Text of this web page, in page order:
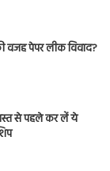
वजह पेपर लीक विवाद?
से पहले कर लें ये